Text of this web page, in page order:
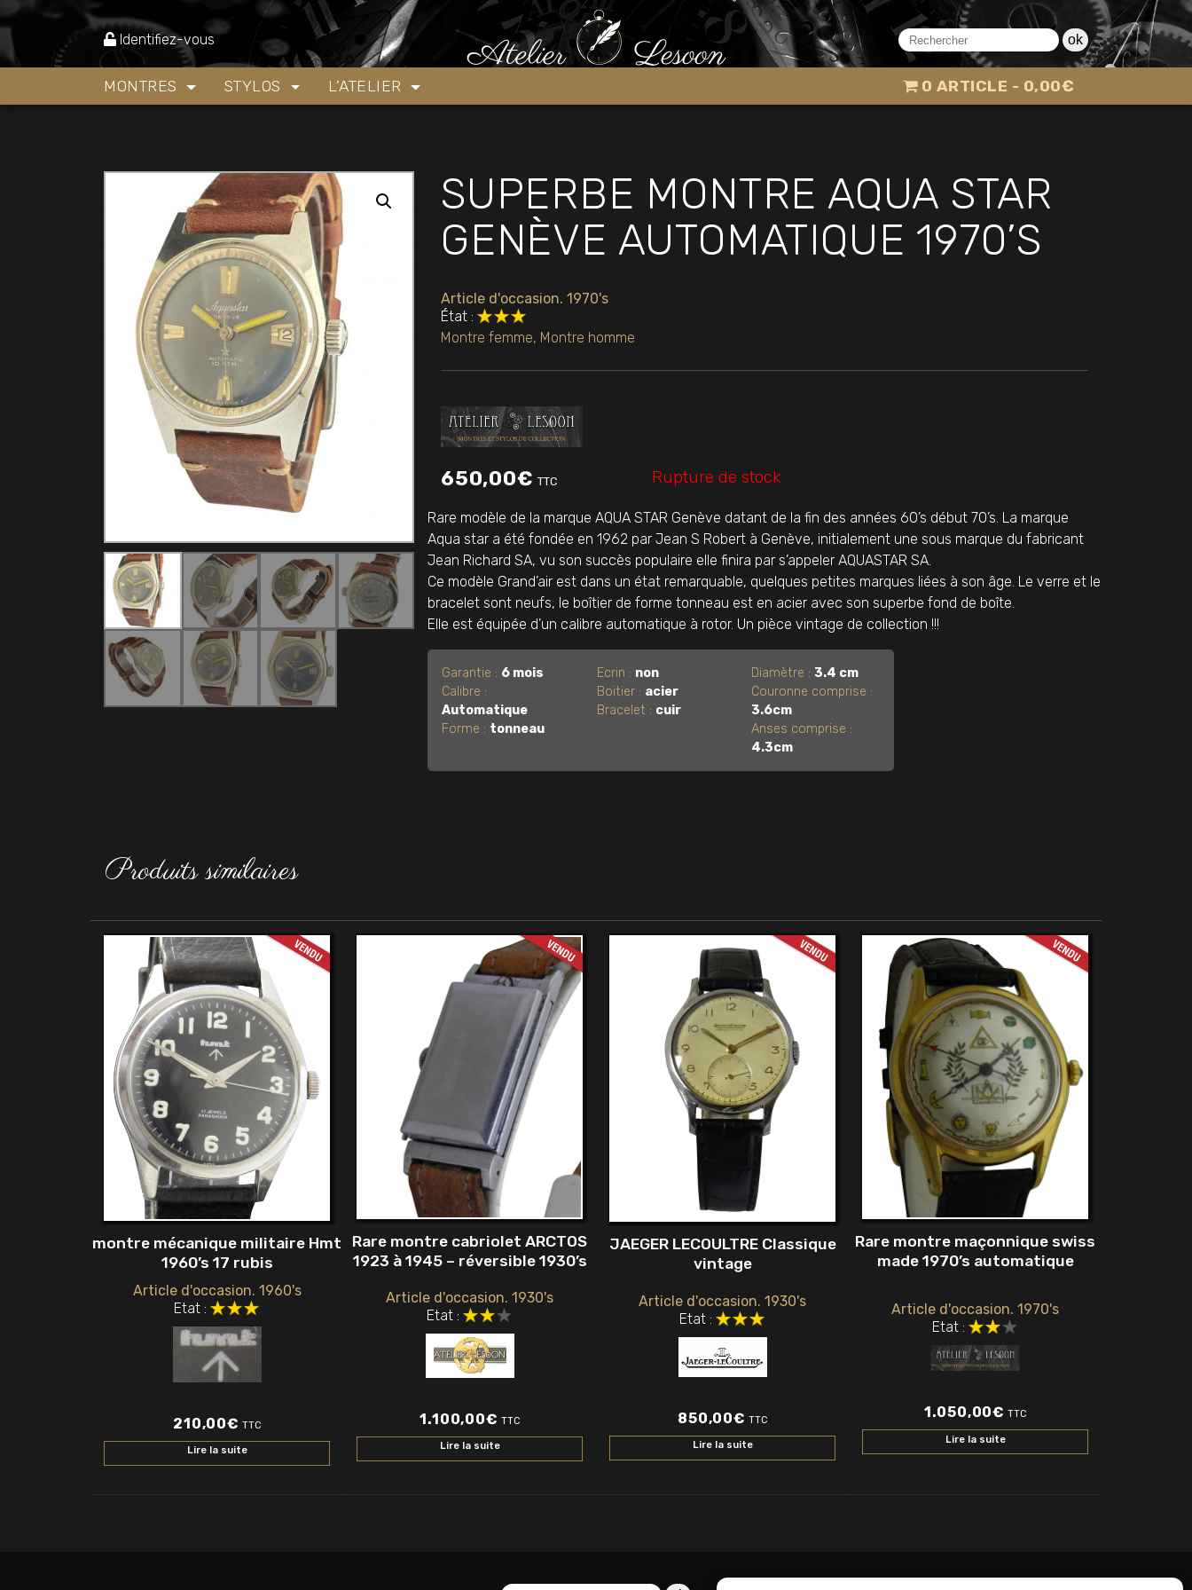
Identifiez-vous ok
MONTRES STYLOS L’ATELIER 0 ARTICLE 0,00€
Montres »SUPERBE MONTRE AQUA STAR GENÈVE AUTOMATIQUE 1970’S
SUPERBE MONTRE AQUA STAR
GENÈVE AUTOMATIQUE 1970’S
Article d'occasion. 1970's
État :
Montre femme, Montre homme
650,00€ TTC Rupture de stock
Rare modèle de la marque AQUA STAR Genève datant de la fin des années 60’s début 70’s. La marque
Aqua star a été fondée en 1962 par Jean S Robert à Genève, initialement une sous marque du fabricant
Jean Richard SA, vu son succès populaire elle finira par s’appeler AQUASTAR SA.
Ce modèle Grand’air est dans un état remarquable, quelques petites marques liées à son âge. Le verre et le
bracelet sont neufs, le boîtier de forme tonneau est en acier avec son superbe fond de boîte.
Elle est équipée d’un calibre automatique à rotor. Un pièce vintage de collection !!!
Garantie : 6 mois
Calibre :
Automatique
Forme : tonneau
Ecrin : non
Boitier : acier
Bracelet : cuir
Diamètre :3.4 cm
Couronne comprise :
3.6cm
Anses comprise :
4.3cm
Produits similaires
montre mécanique militaire Hmt
1960’s 17 rubis
Article d'occasion. 1960's
Etat :
210,00€ TTC
Lire la suite
Rare montre cabriolet ARCTOS
1923 à 1945 – réversible 1930’s
Article d'occasion. 1930's
Etat :
1.100,00€ TTC
Lire la suite
JAEGER LECOULTRE Classique
vintage
Article d'occasion. 1930's
Etat :
850,00€ TTC
Lire la suite
Rare montre maçonnique swiss
made 1970’s automatique
Article d'occasion. 1970's
Etat :
1.050,00€ TTC
Lire la suite